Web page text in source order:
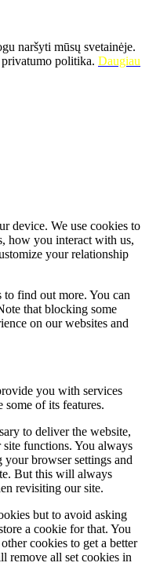
naršyti mūsų svetainėje.
politika. Daugiau
device. We use cookies to
how you interact with us,
your relationship
find out more. You can
that blocking some
on our websites and
you with services
some of its features.
to deliver the website,
functions. You always
browser settings and
But this will always
revisiting our site.
but to avoid asking
a cookie for that. You
cookies to get a better
remove all set cookies in